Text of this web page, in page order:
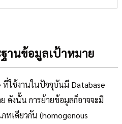
านข้อมูลเป้าหมาย
ที่ใช้งานในปัจจุบันมี Database
ดังนั้น การย้ายข้อมูลก็อาจจะมี
เดียวกัน (homogenous